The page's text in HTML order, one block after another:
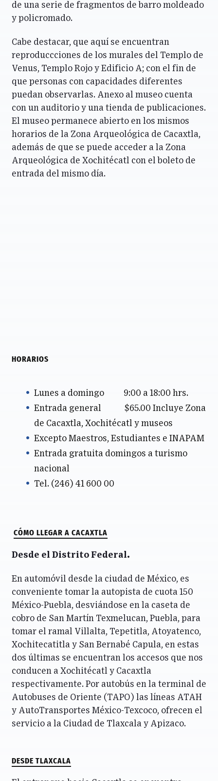
de una serie de fragmentos de barro moldeado
y policromado.
Cabe destacar, que aquí se encuentran
reproduccciones de los murales del Templo de
Venus, Templo Rojo y Edificio A; con el fin de
que personas con capacidades diferentes
puedan observarlas. Anexo al museo cuenta
con un auditorio y una tienda de publicaciones.
El museo permanece abierto en los mismos
horarios de la Zona Arqueológica de Cacaxtla,
además de que se puede acceder a la Zona
Arqueológica de Xochitécatl con el boleto de
entrada del mismo día.
HORARIOS
Lunes a domingo 9:00 a 18:00 hrs.
Entrada general $65.00 Incluye Zona
de Cacaxtla, Xochitécatl y museos
Excepto Maestros, Estudiantes e INAPAM
Entrada gratuita domingos a turismo
nacional
Tel. (246) 41 600 00
CÓMO LLEGAR A CACAXTLA
Desde el Distrito Federal.
En automóvil desde la ciudad de México, es
conveniente tomar la autopista de cuota 150
México-Puebla, desviándose en la caseta de
cobro de San Martín Texmelucan, Puebla, para
tomar el ramal Villalta, Tepetitla, Atoyatenco,
Xochitecatitla y San Bernabé Capula, en estas
dos últimas se encuentran los accesos que nos
conducen a Xochitécatl y Cacaxtla
respectivamente. Por autobús en la terminal de
Autobuses de Oriente (TAPO) las líneas ATAH
y AutoTransportes México-Texcoco, ofrecen el
servicio a la Ciudad de Tlaxcala y Apizaco.
DESDE TLAXCALA